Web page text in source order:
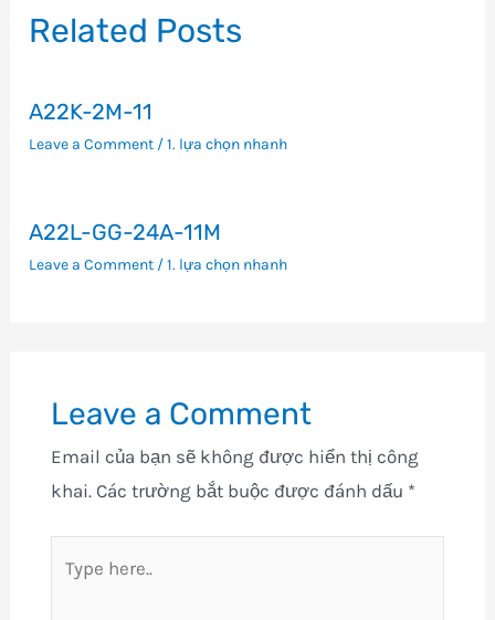
viết
Related Posts
A22K-2M-11
Leave a Comment /1. lựa chọn nhanh
A22L-GG-24A-11M
Leave a Comment /1. lựa chọn nhanh
Leave a Comment
Email của bạn sẽ không được hiển thị công
khai. Các trường bắt buộc được đánh dấu *
here..